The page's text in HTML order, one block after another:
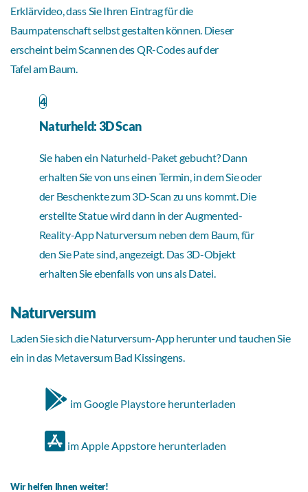
Erklärvideo, dass Sie Ihren Eintrag für die
Baumpatenschaft selbst gestalten können. Dieser
erscheint beim Scannen des QR-Codes auf der
Tafel am Baum.
4
Naturheld: 3D Scan
Sie haben ein Naturheld-Paket gebucht? Dann
erhalten Sie von uns einen Termin, in dem Sie oder
der Beschenkte zum 3D-Scan zu uns kommt. Die
erstellte Statue wird dann in der Augmented-
Reality-App Naturversum neben dem Baum, für
den Sie Pate sind, angezeigt. Das 3D-Objekt
erhalten Sie ebenfalls von uns als Datei.
Naturversum
Laden Sie sich die Naturversum-App herunter und tauchen Sie
ein in das Metaversum Bad Kissingens.
im Google Playstore herunterladen
im Apple Appstore herunterladen
Wir helfen Ihnen weiter!